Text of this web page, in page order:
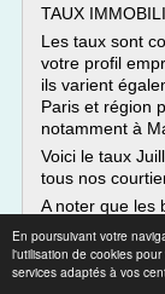
En poursuivant votre
l'utilisation de cookies
services adaptés à vos
TAUX
Les taux sont
votre profil
ils varient
Paris et région
notamment à
Voici le taux
tous nos
A noter que les
Lire la suite